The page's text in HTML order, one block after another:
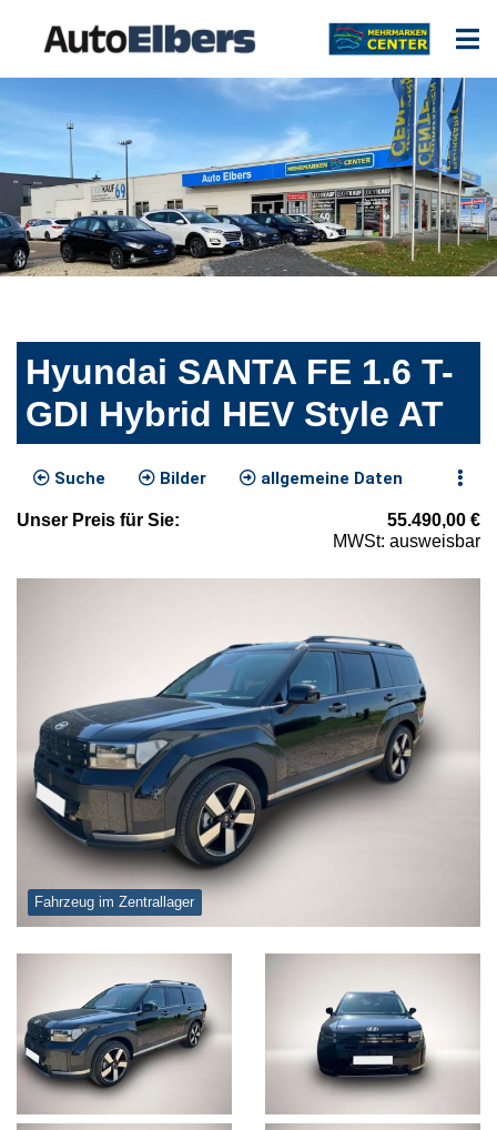
Hyundai SANTA FE 1.6 T-
GDI Hybrid HEV Style AT
Suche Bilder allgemeine Daten
Unser Preis für Sie: 55.490,00 €
MWSt: ausweisbar
Fahrzeug im Zentrallager